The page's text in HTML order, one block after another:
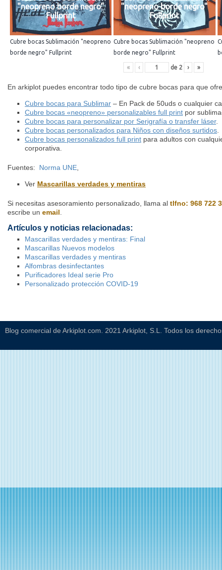
"neopreno borde negro"
Fullprint
Cubre bocas Sublimación "neopreno
borde negro" Fullprint
"neopreno borde negro"
Fullprint
Cubre bocas Sublimación "neopreno
borde negro" Fullprint
« ‹ de 2 › »
En arkiplot puedes encontrar todo tipo de cubre bocas para que
Cubre bocas para Sublimar – En Pack de 50uds o cualquier
Cubre bocas «neopreno» personalizables full print por
Cubre bocas para personalizar por Serigrafía o transfer láser.
Cubre bocas personalizados para Niños con diseños surtidos
Cubre bocas personalizados full print para adultos con
corporativa.
Fuentes: Norma UNE
Ver Mascarillas verdades y mentiras
Si necesitas asesoramiento personalizado, llama al tlfno: 968 722
escribe un email
Artículos y noticias relacionadas:
Mascarillas verdades y mentiras: Final
Mascarillas Nuevos modelos
Mascarillas verdades y mentiras
Alfombras desinfectantes
Purificadores Ideal serie Pro
Personalizado protección COVID-19
Blog comercial de Arkiplot.com. 2021 Arkiplot, S.L. Todos los